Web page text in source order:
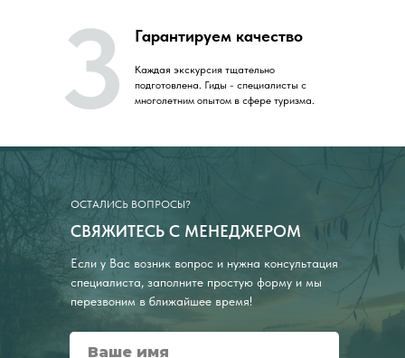
3
Каждая экскурсия тщательно
подготовлена. Гиды - специалисты с
многолетним опытом в сфере туризма.
Гарантируем качество
СВЯЖИТЕСЬ С МЕНЕДЖЕРОМ
ОСТАЛИСЬ ВОПРОСЫ?
Если у Вас возник вопрос и нужна консультация
специалиста, заполните простую форму и мы
перезвоним в ближайшее время!